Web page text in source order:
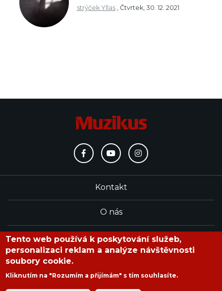
strýček Yllas , Čtvrtek, 30. 12. 2021
Kontakt
O nás
Redakce
Tento web používá k poskytování služeb,
personalizaci reklam a analýze návštěvnosti
soubory cookie.
Kliknutím na "Rozumím a přijímám" s tím souhlasíte.